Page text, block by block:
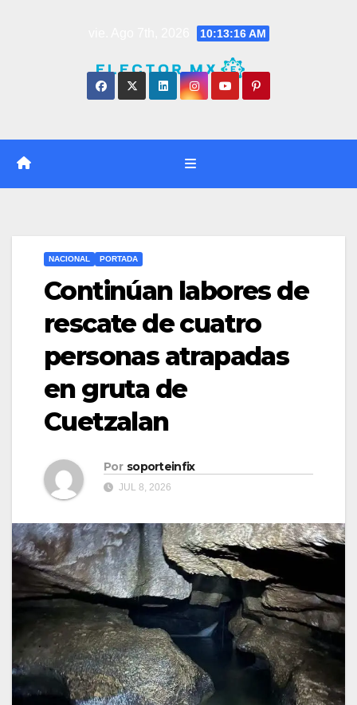
10:13:17 AM
NACIONAL PORTADA
Continúan labores de
rescate de cuatro
personas atrapadas
en gruta de
Cuetzalan
Por soporteinfix
JUL 8, 2026